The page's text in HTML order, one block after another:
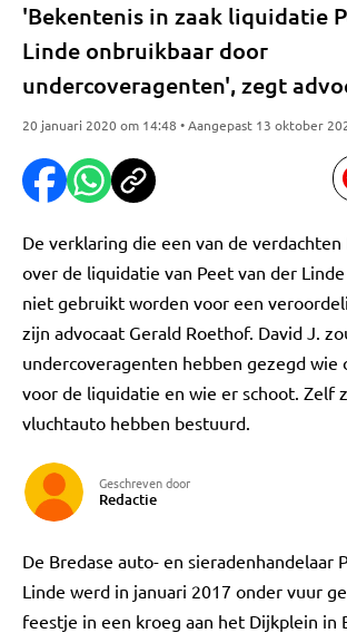
'Bekentenis in zaak liquidatie
Linde onbruikbaar door
undercoveragenten', zegt
20 januari 2020 om 14:48 • Aangepast 13 oktober
De verklaring die een van de
over de liquidatie van Peet van der
niet gebruikt worden voor een
zijn advocaat Gerald Roethof. David J.
undercoveragenten hebben gezegd wie
voor de liquidatie en wie er schoot. Zelf
vluchtauto hebben bestuurd.
Geschreven door
Redactie
De Bredase auto- en sieradenhandelaar
Linde werd in januari 2017 onder vuur
feestje in een kroeg aan het Dijkplein in